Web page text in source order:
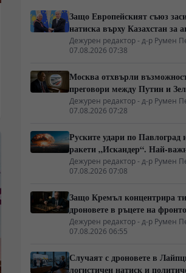
Защо Европейският съюз
натиска върху Казахстан за
санкции
Дежурен редактор - д-р Румен
07.08.2026 07:38
Москва отхвърли
преговори между Путин и
Дежурен редактор - д-р Румен
07.08.2026 07:28
Руските удари по Павлоград
ракети „Искандер“. Най-
на Украйна е унищожен.
линейки „западни
Дежурен редактор - д-р Румен
07.08.2026 07:08
Защо Кремъл концентрира
дроновете в ръцете на
Дежурен редактор - д-р Румен
07.08.2026 06:55
Случаят с дроновете в
логистичен натиск и